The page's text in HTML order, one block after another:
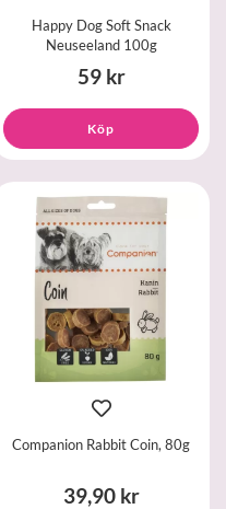
Happy Dog Soft Snack
Neuseeland 100g
59 kr
Köp
Companion Rabbit Coin, 80g
39,90 kr